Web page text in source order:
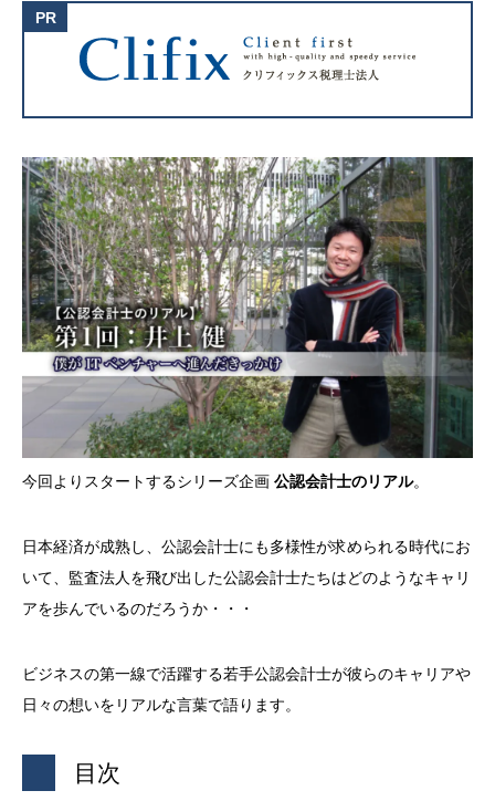
今回よりスタートするシリーズ企画 公認会計士のリアル。
日本経済が成熟し、公認会計士にも多様性が求められる時代にお
いて、監査法人を飛び出した公認会計士たちはどのようなキャリ
アを歩んでいるのだろうか・・・
ビジネスの第一線で活躍する若手公認会計士が彼らのキャリアや
日々の想いをリアルな言葉で語ります。
目次